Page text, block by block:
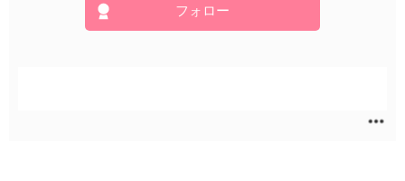
フォロー